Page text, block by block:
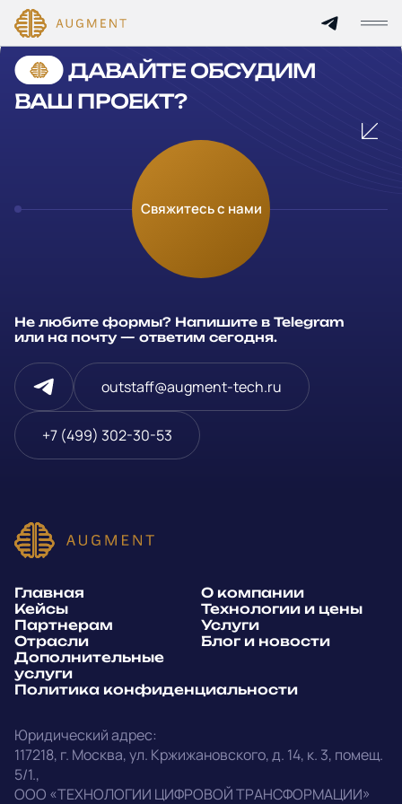
Написать в Telegram
outstaff@augment-tech.ru
Главная
Технологии и цены
Услуги
Отрасли
Блог и новости
Политика
конфиденциальности
Cannot find 'services' template with page 'detail'
ДАВАЙТЕ ОБСУДИМ
ВАШ ПРОЕКТ?
Свяжитесь с нами
Не любите формы? Напишите в Telegram
или на почту — ответим сегодня.
outstaff@augment-tech.ru
+7 (499) 302-30-53
Юридический адрес:
117218, г. Москва,ул. Кржижановского, д. 14, к. 3, помещ.
5/1.,
ООО «ТЕХНОЛОГИИ ЦИФРОВОЙ ТРАНСФОРМАЦИИ»
Главная
О компании
Кейсы
Технологии и цены
Партнерам
Услуги
Отрасли
Блог и новости
Дополнительные
услуги
Политика конфиденциальности
Оставьте заявку
Заполните и отправьте данные и мы свяжемся с вами в
течение рабочего дня
Компания
Телефон*
E-mail
Telegram
WhatsApp
E-mail
Позвонить
Напишите, какие специалисты, в каком количестве и как
срочно нужны на ваш проект
Прикрепить файл